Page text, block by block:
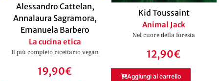
Alessandro Cattelan,
Annalaura Sagramora,
Emanuela Barbero
La cucina etica
Il più completo ricettario vegan
19,90€
Kid Toussaint
Animal Jack
Nel cuore della foresta
12,90€
Aggiungi al carrello